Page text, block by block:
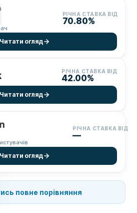
РІЧНА СТАВКА ВІД
70.80%
Читати огляд
РІЧНА СТАВКА ВІД
42.00%
Читати огляд
РІЧНА СТАВКА ВІД
—
Читати огляд
повне порівняння